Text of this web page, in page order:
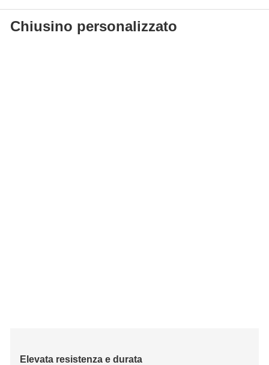
personalizzato
Chiusino personalizzato
Elevata resistenza e durata